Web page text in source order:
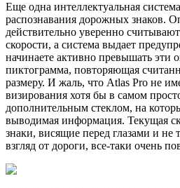
Еще одна интеллектуальная
распознавания дорожных знаков.
действительно уверенно
скорости, а система выдает
начинаете активно превышать эти
пиктограмма, повторяющая
размеру. И жаль, что Atlas Pro не
визирования хотя бы в самом
дополнительным стеклом, на
выводимая информация. Текущая
знаки, висящие перед глазами и не
взгляд от дороги, все-таки очень